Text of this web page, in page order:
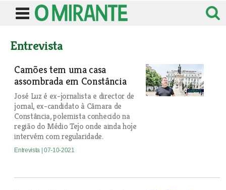
Entrevista
Camões tem uma casa
assombrada em Constância
José Luz é ex-jornalista e director de
jornal, ex-candidato à Câmara de
Constância, polemista conhecido na
região do Médio Tejo onde ainda hoje
intervém com regularidade.
Entrevista | 07-10-2021